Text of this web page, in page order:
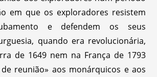
em que os exploradores resistem
e defendem os seus
quando era revolucionária,
de 1649 nem na França de 1793
reunião» aos monárquicos e aos